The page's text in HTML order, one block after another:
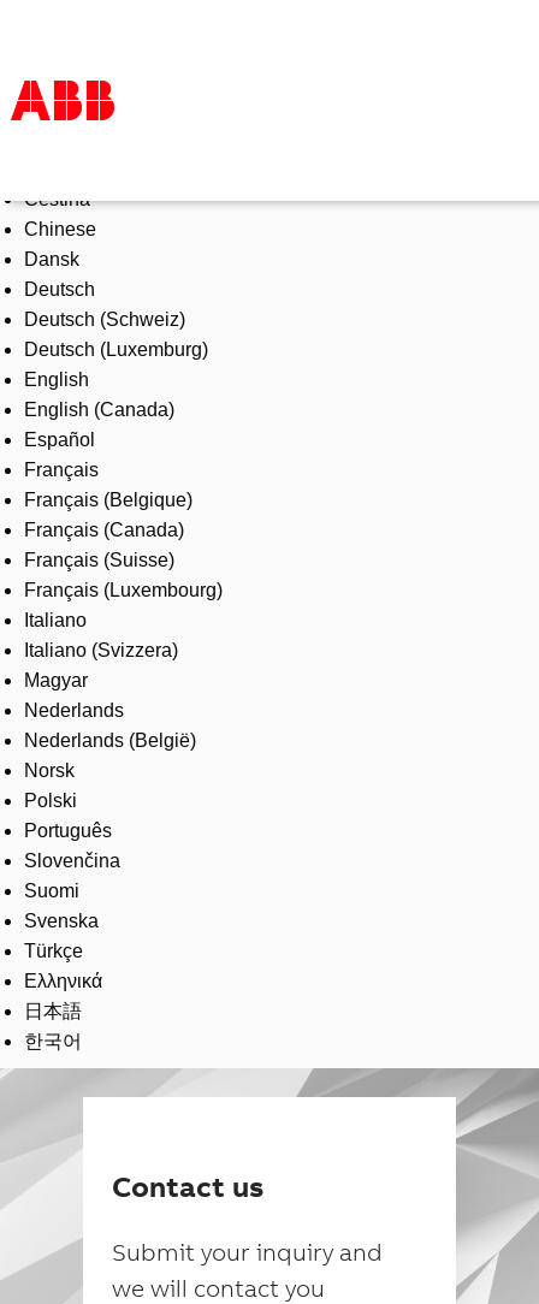
Products & Solutions
Industries
Services
About us
Where to buy
Contact us
Careers
Čeština
Chinese
Dansk
Deutsch
Deutsch (Schweiz)
Deutsch (Luxemburg)
English
English (Canada)
Español
Français
Français (Belgique)
Français (Canada)
Français (Suisse)
Français (Luxembourg)
Italiano
Italiano (Svizzera)
Magyar
Nederlands
Nederlands (België)
Norsk
Polski
Português
Slovenčina
Suomi
Svenska
Türkçe
Ελληνικά
日本語
한국어
Contact us
Submit your inquiry and
we will contact you